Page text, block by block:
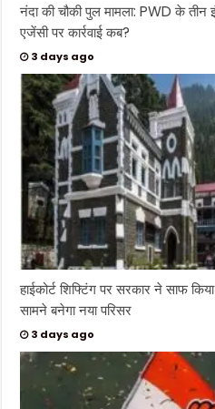
नंदा की चौकी पुल मामला: PWD के तीन
एजेंसी पर कार्रवाई कब?
3 days ago
हाईकोर्ट शिफ्टिंग पर सरकार ने साफ
सामने बनेगा नया परिसर
3 days ago